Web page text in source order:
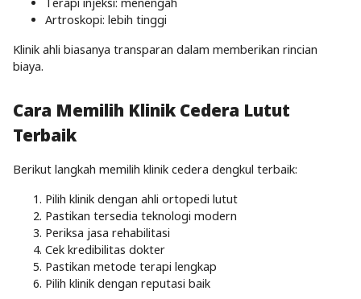
Artroskopi: lebih tinggi
Klinik ahli biasanya transparan dalam memberikan rincian
biaya.
Cara Memilih Klinik Cedera Lutut
Terbaik
Berikut langkah memilih klinik cedera dengkul terbaik:
Pilih klinik dengan ahli ortopedi lutut
Pastikan tersedia teknologi modern
Periksa jasa rehabilitasi
Cek kredibilitas dokter
Pastikan metode terapi lengkap
Pilih klinik dengan reputasi baik